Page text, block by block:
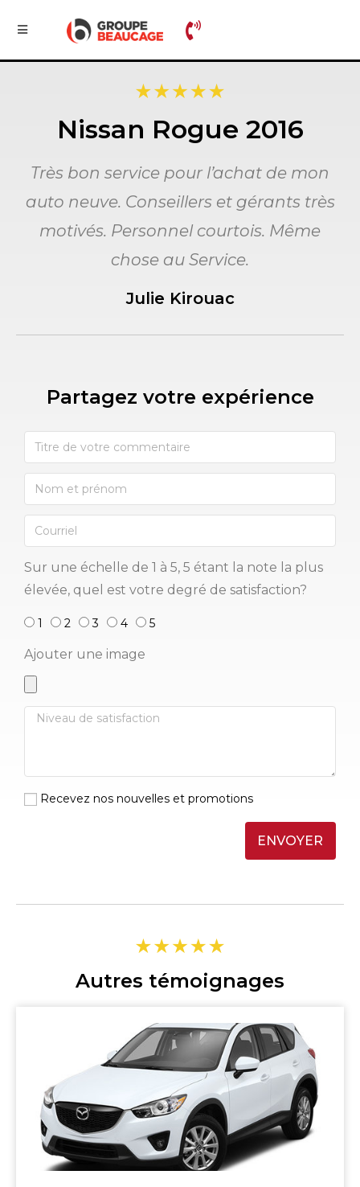
Nissan Rogue 2016
Très bon service pour l’achat de mon
auto neuve. Conseillers et gérants très
motivés. Personnel courtois. Même
chose au Service.
Julie Kirouac
Partagez votre expérience​
Sur une échelle de 1 à 5, 5 étant la note la plus
élevée, quel est votre degré de satisfaction?
1 2 3 4 5
Ajouter une image
Recevez nos nouvelles et promotions
ENVOYER
Autres témoignages